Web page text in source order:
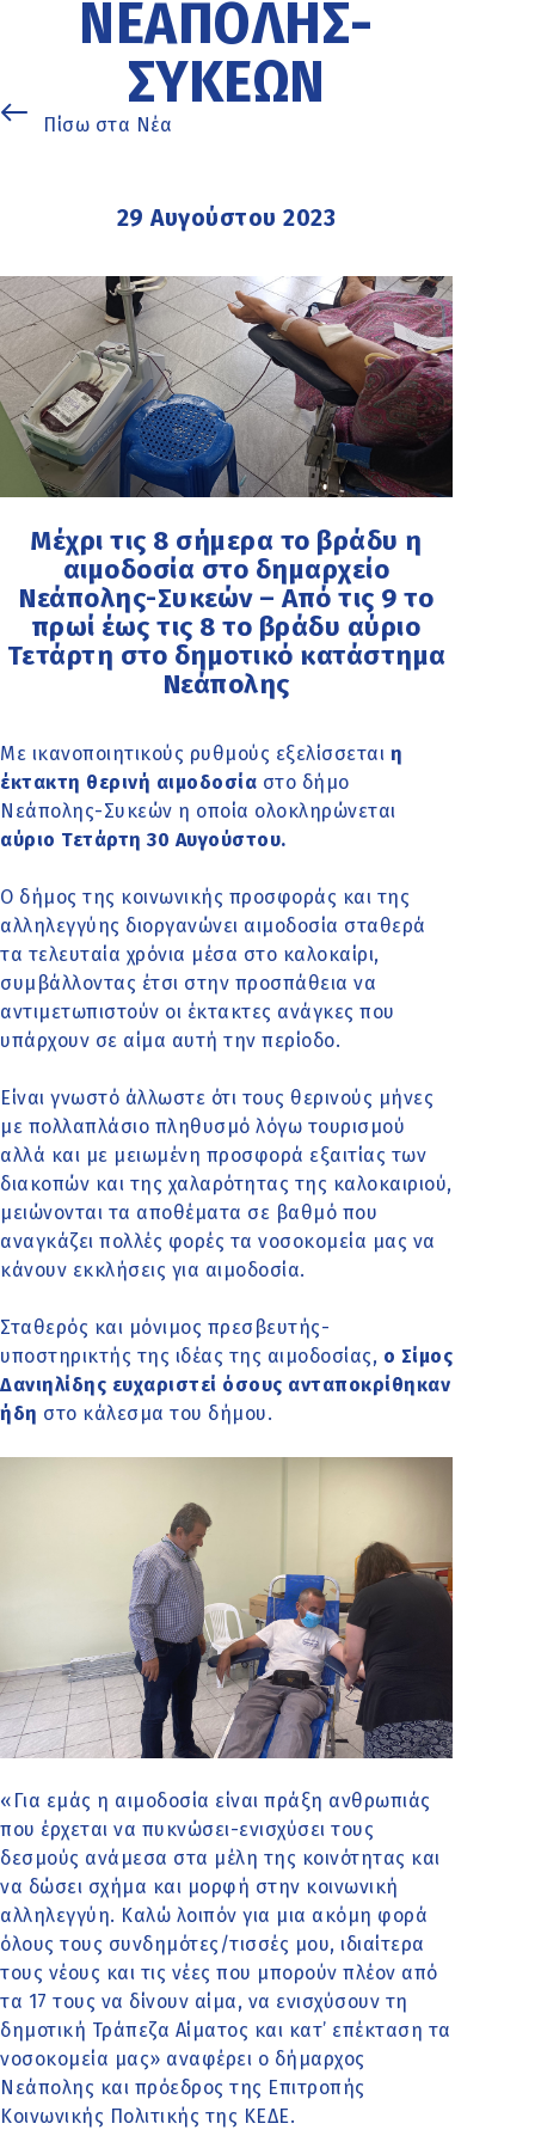
ΝΕΆΠΟΛΗΣ-
ΣΥΚΕΏΝ
Πίσω στα Νέα
29 Αυγούστου 2023
Μέχρι τις 8 σήμερα το βράδυ η
αιμοδοσία στο δημαρχείο
Νεάπολης-Συκεών – Από τις 9 το
πρωί έως τις 8 το βράδυ αύριο
Τετάρτη στο δημοτικό κατάστημα
Νεάπολης
Με ικανοποιητικούς ρυθμούς εξελίσσεται η
έκτακτη θερινή αιμοδοσία στο δήμο
Νεάπολης-Συκεών η οποία ολοκληρώνεται
αύριο Τετάρτη 30 Αυγούστου.
Ο δήμος της κοινωνικής προσφοράς και της
αλληλεγγύης διοργανώνει αιμοδοσία σταθερά
τα τελευταία χρόνια μέσα στο καλοκαίρι,
συμβάλλοντας έτσι στην προσπάθεια να
αντιμετωπιστούν οι έκτακτες ανάγκες που
υπάρχουν σε αίμα αυτή την περίοδο.
Είναι γνωστό άλλωστε ότι τους θερινούς μήνες
με πολλαπλάσιο πληθυσμό λόγω τουρισμού
αλλά και με μειωμένη προσφορά εξαιτίας των
διακοπών και της χαλαρότητας της καλοκαιριού,
μειώνονται τα αποθέματα σε βαθμό που
αναγκάζει πολλές φορές τα νοσοκομεία μας να
κάνουν εκκλήσεις για αιμοδοσία.
Σταθερός και μόνιμος πρεσβευτής-
υποστηρικτής της ιδέας της αιμοδοσίας, ο Σίμος
Δανιηλίδης ευχαριστεί όσους ανταποκρίθηκαν
ήδη στο κάλεσμα του δήμου.
«Για εμάς η αιμοδοσία είναι πράξη ανθρωπιάς
που έρχεται να πυκνώσει-ενισχύσει τους
δεσμούς ανάμεσα στα μέλη της κοινότητας και
να δώσει σχήμα και μορφή στην κοινωνική
αλληλεγγύη. Καλώ λοιπόν για μια ακόμη φορά
όλους τους συνδημότες/τισσές μου, ιδιαίτερα
τους νέους και τις νέες που μπορούν πλέον από
τα 17 τους να δίνουν αίμα, να ενισχύσουν τη
δημοτική Τράπεζα Αίματος και κατ’ επέκταση τα
νοσοκομεία μας» αναφέρει ο δήμαρχος
Νεάπολης και πρόεδρος της Επιτροπής
Κοινωνικής Πολιτικής της ΚΕΔΕ.